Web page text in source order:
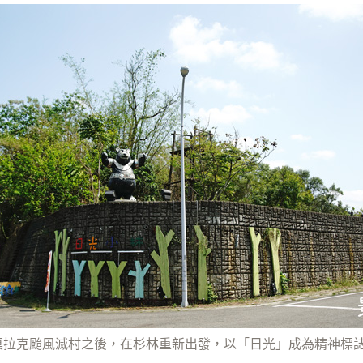
克颱風滅村之後，在杉林重新出發，以「日光」成為精神標